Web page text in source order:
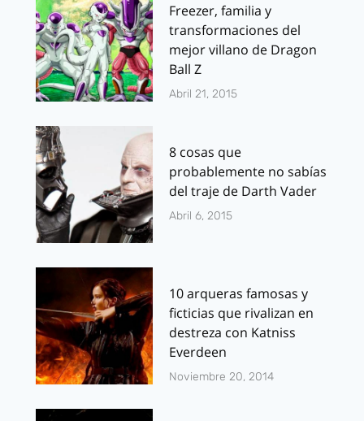
Freezer, familia y
transformaciones del
mejor villano de Dragon
Ball Z
Abril 21, 2015
8 cosas que
probablemente no sabías
del traje de Darth Vader
Abril 6, 2015
10 arqueras famosas y
ficticias que rivalizan en
destreza con Katniss
Everdeen
Noviembre 20, 2014